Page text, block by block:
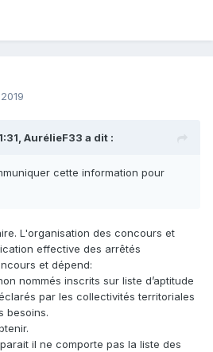
AurélieF33 a dit :
cette information pour
L'organisation des concours et
effective des arrêtés
et dépend:
nommés inscrits sur liste d’aptitude
par les collectivités territoriales
besoins.
il ne comporte pas la liste des